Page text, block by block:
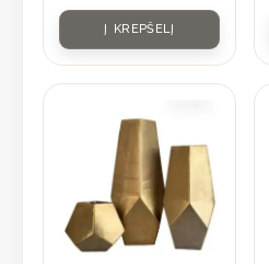
Į KREPŠELĮ
multiple
variants.
The
options